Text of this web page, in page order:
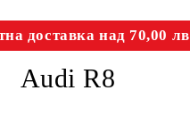
доставка над 70,00 лв
Audi R8